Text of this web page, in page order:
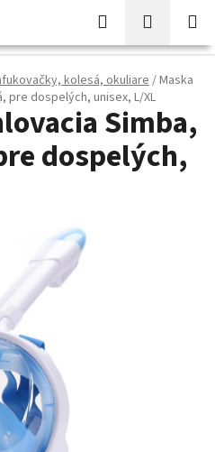
Hľadať
KOŠÍK
kolesá, okuliare/Maska
pre dospelých, unisex, L/XL
Simba,
dospelých,